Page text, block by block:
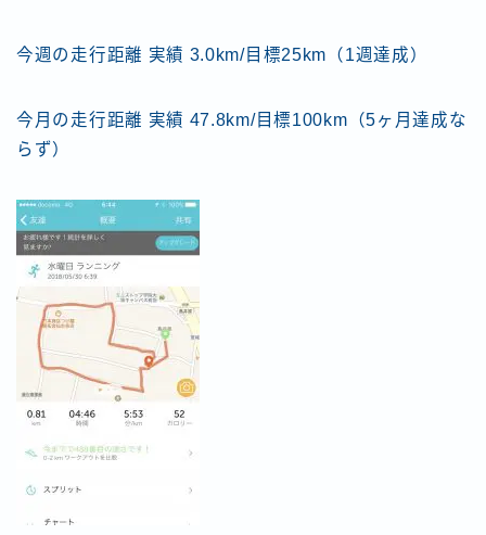
今週の走行距離 実績 3.0km/目標25km（1週達成）
今月の走行距離 実績 47.8km/目標100km（5ヶ月達成な
らず）